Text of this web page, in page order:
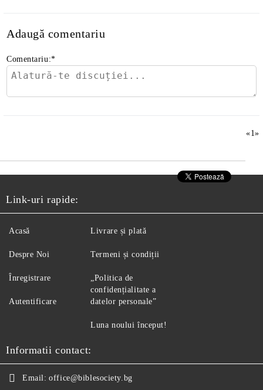
Adaugă comentariu
Comentariu:*
«1»
Link-uri rapide:
Acasă
Despre Noi
Înregistrare
Autentificare
Livrare și plată
Termeni și condiții
„Politica de
confidențialitate a
datelor personale”
Luna noului început!
Informatii contact:
Email: office@biblesociety.bg